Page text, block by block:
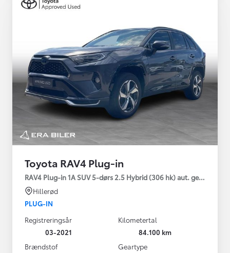
Toyota RAV4 Plug-in
RAV4 Plug-in 1A SUV 5-dørs 2.5 Hybrid (306 hk) aut. gear
Hillerød
PLUG-IN
Registreringsår
03-2021
Kilometertal
84.100 km
Brændstof
Geartype